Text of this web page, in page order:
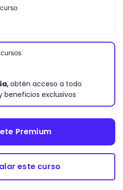
obtén acceso a todo
beneficios exclusivos
Premium
este curso